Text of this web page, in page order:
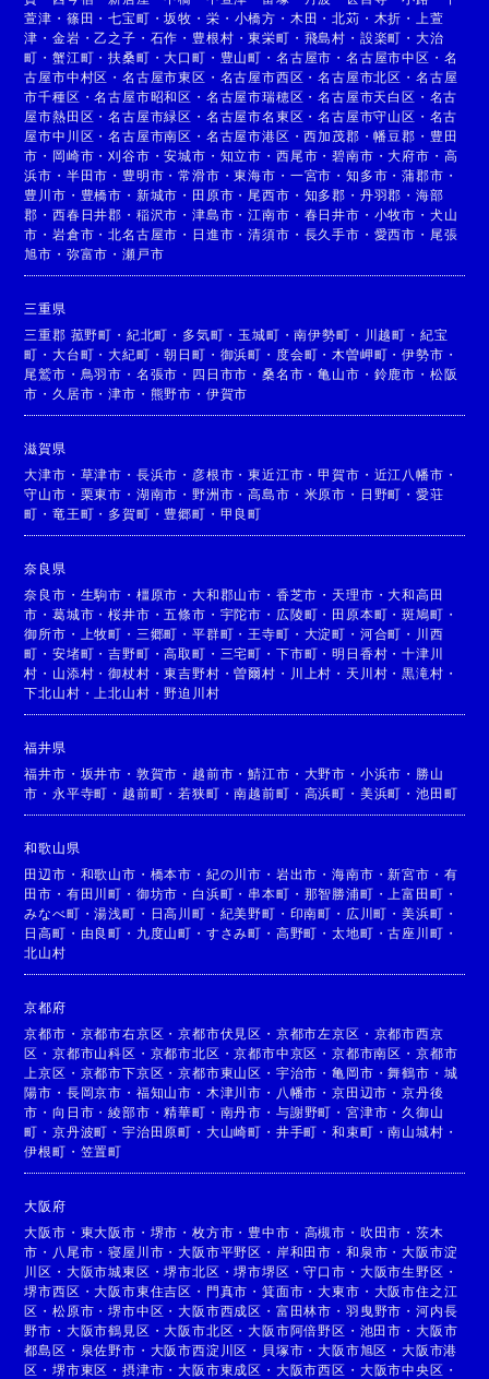
萱津 ・ 篠田 ・七宝町 ・坂牧 ・ 栄 ・ 小橋方 ・ 木田 ・北苅 ・ 木折 ・
上萱
津 ・金岩 ・乙之子 ・ 石作 ・ 豊根村 ・東栄町 ・ 飛島村 ・ 設楽町 ・ 大治
町 ・蟹江町 ・扶桑町 ・大口町 ・ 豊山町 ・ 名古屋市 ・ 名古屋市中区 ・ 名
古屋市中村区 ・名古屋市東区 ・ 名古屋市西区 ・名古屋市北区 ・ 名古屋
市千種区 ・名古屋市昭和区 ・ 名古屋市瑞穂区 ・名古屋市天白区 ・ 名古
屋市熱田区 ・名古屋市緑区 ・ 名古屋市名東区 ・名古屋市守山区 ・ 名古
屋市中川区 ・名古屋市南区 ・ 名古屋市港区 ・西加茂郡 ・幡豆郡 ・ 豊田
市 ・ 岡崎市 ・刈谷市 ・安城市 ・ 知立市 ・ 西尾市 ・碧南市 ・大府市 ・ 高
浜市 ・ 半田市 ・ 豊明市 ・常滑市 ・東海市 ・ 一宮市 ・ 知多市 ・蒲郡市 ・
豊川市 ・ 豊橋市 ・ 新城市 ・ 田原市 ・ 尾西市 ・ 知多郡 ・ 丹羽郡 ・ 海部
郡 ・西春日井郡 ・ 稲沢市 ・津島市 ・江南市 ・ 春日井市 ・ 小牧市 ・ 犬山
市 ・岩倉市 ・北名古屋市 ・ 日進市 ・清須市 ・ 長久手市 ・ 愛西市 ・ 尾張
旭市 ・ 弥富市 ・瀬戸市
三重県
三重郡 菰野町 ・ 紀北町 ・ 多気町 ・ 玉城町 ・南伊勢町 ・ 川越町 ・ 紀宝
町 ・大台町 ・大紀町 ・朝日町 ・ 御浜町 ・ 度会町 ・ 木曽岬町 ・伊勢市 ・
尾鷲市 ・ 鳥羽市 ・ 名張市 ・ 四日市市 ・桑名市 ・亀山市 ・ 鈴鹿市 ・ 松阪
市 ・ 久居市 ・津市 ・ 熊野市 ・ 伊賀市
滋賀県
大津市 ・ 草津市 ・ 長浜市 ・ 彦根市 ・東近江市 ・甲賀市 ・ 近江八幡市 ・
守山市 ・ 栗東市 ・ 湖南市 ・野洲市 ・高島市 ・ 米原市 ・ 日野町 ・ 愛荘
町 ・竜王町 ・ 多賀町 ・ 豊郷町 ・ 甲良町
奈良県
奈良市 ・ 生駒市 ・ 橿原市 ・大和郡山市 ・ 香芝市 ・ 天理市 ・大和高田
市 ・葛城市 ・桜井市 ・五條市 ・ 宇陀市 ・ 広陵町 ・ 田原本町 ・斑鳩町 ・
御所市 ・ 上牧町 ・ 三郷町 ・平群町 ・ 王寺町 ・ 大淀町 ・ 河合町 ・ 川西
町 ・安堵町 ・吉野町 ・高取町 ・ 三宅町 ・ 下市町 ・明日香村 ・十津川
村 ・ 山添村 ・御杖村 ・東吉野村 ・曽爾村 ・ 川上村 ・ 天川村 ・黒滝村 ・
下北山村 ・ 上北山村 ・野迫川村
福井県
福井市 ・ 坂井市 ・ 敦賀市 ・ 越前市 ・鯖江市 ・ 大野市 ・ 小浜市 ・ 勝山
市 ・永平寺町 ・ 越前町 ・若狭町 ・南越前町 ・ 高浜町 ・ 美浜町 ・ 池田町
和歌山県
田辺市 ・ 和歌山市 ・ 橋本市 ・ 紀の川市 ・ 岩出市 ・海南市 ・新宮市 ・ 有
田市 ・ 有田川町 ・ 御坊市 ・ 白浜町 ・ 串本町 ・ 那智勝浦町 ・ 上富田町 ・
みなべ町 ・湯浅町 ・ 日高川町 ・ 紀美野町 ・ 印南町 ・ 広川町 ・美浜町 ・
日高町 ・ 由良町 ・ 九度山町 ・ すさみ町 ・ 高野町 ・太地町 ・古座川町 ・
北山村
京都府
京都市 ・ 京都市右京区 ・京都市伏見区 ・ 京都市左京区 ・ 京都市西京
区 ・京都市山科区 ・ 京都市北区 ・京都市中京区 ・京都市南区 ・ 京都市
上京区 ・ 京都市下京区 ・京都市東山区 ・ 宇治市 ・亀岡市 ・舞鶴市 ・ 城
陽市 ・ 長岡京市 ・ 福知山市 ・ 木津川市 ・ 八幡市 ・京田辺市 ・京丹後
市 ・向日市 ・綾部市 ・精華町 ・ 南丹市 ・ 与謝野町 ・ 宮津市 ・ 久御山
町 ・京丹波町 ・宇治田原町 ・ 大山崎町 ・ 井手町 ・和束町 ・南山城村 ・
伊根町 ・ 笠置町
大阪府
大阪市 ・ 東大阪市 ・ 堺市 ・枚方市 ・ 豊中市 ・ 高槻市 ・ 吹田市 ・ 茨木
市 ・ 八尾市 ・寝屋川市 ・大阪市平野区 ・ 岸和田市 ・ 和泉市 ・大阪市淀
川区 ・ 大阪市城東区 ・堺市北区 ・堺市堺区 ・守口市 ・ 大阪市生野区 ・
堺市西区 ・大阪市東住吉区 ・ 門真市 ・箕面市 ・大東市 ・ 大阪市住之江
区 ・松原市 ・堺市中区 ・大阪市西成区 ・ 富田林市 ・ 羽曳野市 ・ 河内長
野市 ・ 大阪市鶴見区 ・大阪市北区 ・大阪市阿倍野区 ・ 池田市 ・ 大阪市
都島区 ・ 泉佐野市 ・ 大阪市西淀川区 ・ 貝塚市 ・大阪市旭区 ・大阪市港
区 ・堺市東区 ・摂津市 ・大阪市東成区 ・ 大阪市西区 ・ 大阪市中央区 ・